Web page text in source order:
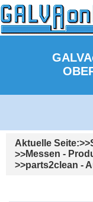
Aktuelle Seite:
Messen -
parts2clean -